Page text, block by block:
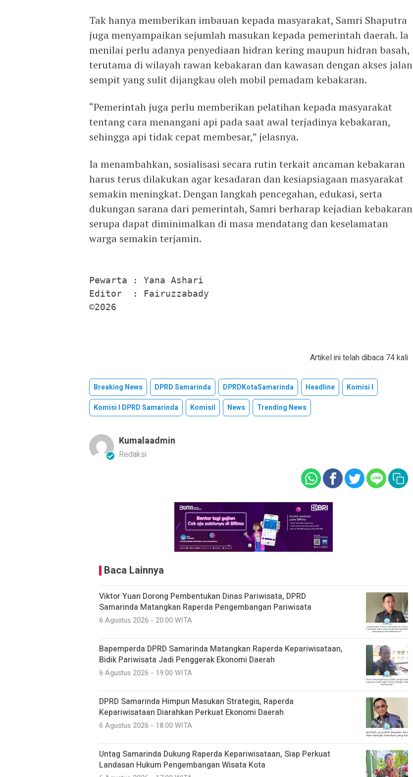
Tak hanya memberikan imbauan kepada masyarakat, Samri Shaputra
juga menyampaikan sejumlah masukan kepada pemerintah daerah. Ia
menilai perlu adanya penyediaan hidran kering maupun hidran basah,
terutama di wilayah rawan kebakaran dan kawasan dengan akses jalan
sempit yang sulit dijangkau oleh mobil pemadam kebakaran.
“Pemerintah juga perlu memberikan pelatihan kepada masyarakat
tentang cara menangani api pada saat awal terjadinya kebakaran,
sehingga api tidak cepat membesar,” jelasnya.
Ia menambahkan, sosialisasi secara rutin terkait ancaman kebakaran
harus terus dilakukan agar kesadaran dan kesiapsiagaan masyarakat
semakin meningkat. Dengan langkah pencegahan, edukasi, serta
dukungan sarana dari pemerintah, Samri berharap kejadian kebakaran
serupa dapat diminimalkan di masa mendatang dan keselamatan
warga semakin terjamin.
Pewarta : Yana Ashari
Editor  : Fairuzzabady
©2026
Artikel ini telah dibaca 74 kali
Breaking News DPRD Samarinda DPRDKotaSamarinda Headline
Komisi I
Komisi I DPRD Samarinda
KomisiI News Trending News
Kumalaadmin
Redaksi
Baca Lainnya
Viktor Yuan Dorong Pembentukan Dinas Pariwisata, DPRD
Samarinda Matangkan Raperda Pengembangan Pariwisata
6 Agustus 2026 - 20:00 WITA
Bapemperda DPRD Samarinda Matangkan Raperda Kepariwisataan,
Bidik Pariwisata Jadi Penggerak Ekonomi Daerah
6 Agustus 2026 - 19:00 WITA
DPRD Samarinda Himpun Masukan Strategis, Raperda
Kepariwisataan Diarahkan Perkuat Ekonomi Daerah
6 Agustus 2026 - 18:00 WITA
Untag Samarinda Dukung Raperda Kepariwisataan, Siap Perkuat
Landasan Hukum Pengembangan Wisata Kota